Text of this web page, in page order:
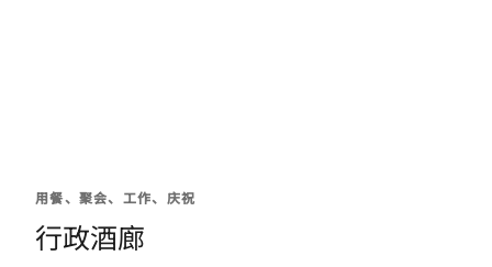
用餐、聚会、工作、庆祝
行政酒廊